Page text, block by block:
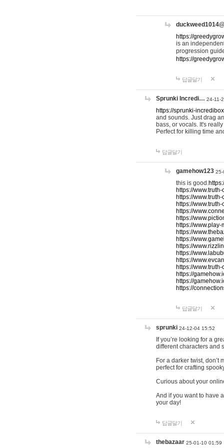
https://
is an
progression
https://
답글달기
Sprunki Incredi… 24-11-
https://sprunki-
and sounds. Just drag
bass, or vocals. It's
Perfect for killing time
답글달기
gamehow123 25-
this is good.
https://
https://
https://
https://
https://
https://
https://
https://
https://
https://
https://
https://
https://
https://
https://
답글달기
sprunki 24-12-04 15:52
If you’re looking for a
different characters and
For a darker twist, don’t
perfect for crafting
Curious about your
And if you want to have
your day!
답글달기
thebazaar 25-01-10 01:59